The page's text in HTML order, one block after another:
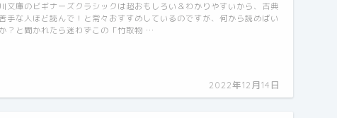
2022年12月14日
文庫のビギナーズクラシックは超おもしろい＆わかりやすいから、古典
手な人ほど読んで！と常々おすすめしているのですが、何から読めばい
？と聞かれたら迷わずこの「竹取物 …